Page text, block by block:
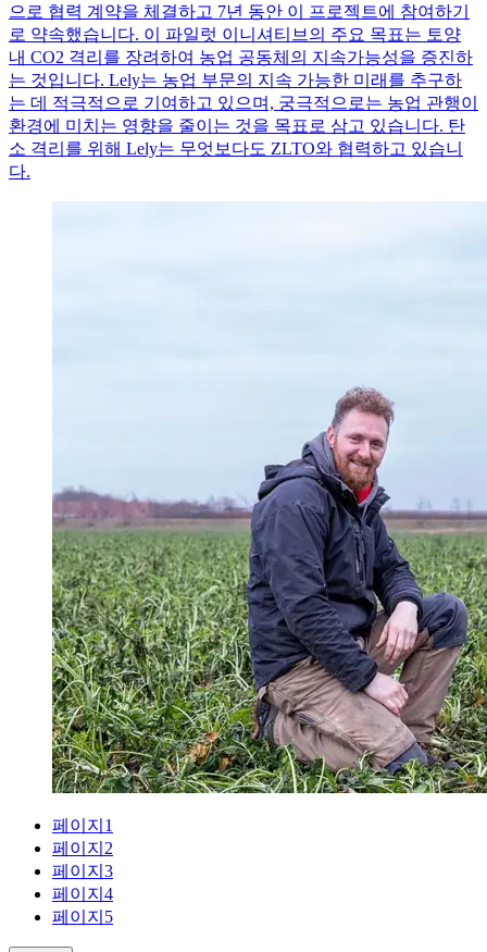
으로 협력 계약을 체결하고 7년 동안 이 프로젝트에 참여하기
로 약속했습니다. 이 파일럿 이니셔티브의 주요 목표는 토양
내 CO2 격리를 장려하여 농업 공동체의 지속가능성을 증진하
는 것입니다. Lely는 농업 부문의 지속 가능한 미래를 추구하
는 데 적극적으로 기여하고 있으며, 궁극적으로는 농업 관행이
환경에 미치는 영향을 줄이는 것을 목표로 삼고 있습니다. 탄
소 격리를 위해 Lely는 무엇보다도 ZLTO와 협력하고 있습니
다.
페이지 1
페이지 2
페이지 3
페이지 4
페이지 5